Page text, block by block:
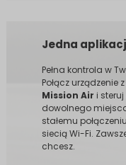
Jedna
Pełna kontrola w
Połącz urządzenie
Mission Air i
dowolnego
stałemu
siecią Wi-Fi.
chcesz.